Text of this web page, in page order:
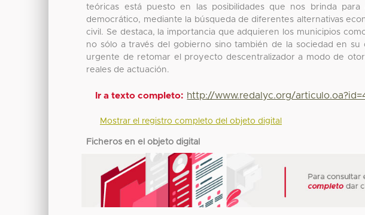
teóricas está puesto en las posibilidades que nos brinda
democrático, mediante la búsqueda de diferentes alternativas
civil. Se destaca, la importancia que adquieren los municipios
no sólo a través del gobierno sino también de la sociedad en su
urgente de retomar el proyecto descentralizador a modo de
reales de actuación.
Ir a texto completo: http://www.redalyc.org/
Mostrar el registro completo del objeto digital
Ficheros en el objeto digital